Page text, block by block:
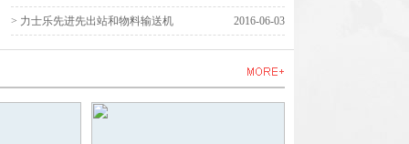
> 力士乐先进先出站和物料输送机 2016-06-03